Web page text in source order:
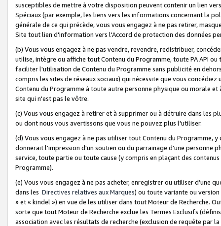
susceptibles de mettre à votre disposition peuvent contenir un lien
Spéciaux (par exemple, les liens vers les informations concernant la
générale de ce qui précède, vous vous engagez à ne pas retirer,
Site tout lien d'information vers l'Accord de protection des données
(b) Vous vous engagez à ne pas vendre, revendre, redistribuer,
utilise, intègre ou affiche tout Contenu du Programme, toute PA API
faciliter l'utilisation de Contenu du Programme sans publicité en
compris les sites de réseaux sociaux) qui nécessite que vous
Contenu du Programme à toute autre personne physique ou morale
site qui n'est pas le vôtre.
(c) Vous vous engagez à retirer et à supprimer ou à détruire dans les
ou dont nous vous avertissons que vous ne pouvez plus l'utiliser.
(d) Vous vous engagez à ne pas utiliser tout Contenu du Programme,
donnerait l'impression d'un soutien ou du parrainage d'une personne
service, toute partie ou toute cause (y compris en plaçant des
Programme).
(e) Vous vous engagez à ne pas acheter, enregistrer ou utiliser d’une
dans les Directives relatives aux Marques) ou toute variante ou
» et « kindel ») en vue de les utiliser dans tout Moteur de Recherche.
sorte que tout Moteur de Recherche exclue les Termes Exclusifs
association avec les résultats de recherche (exclusion de requête